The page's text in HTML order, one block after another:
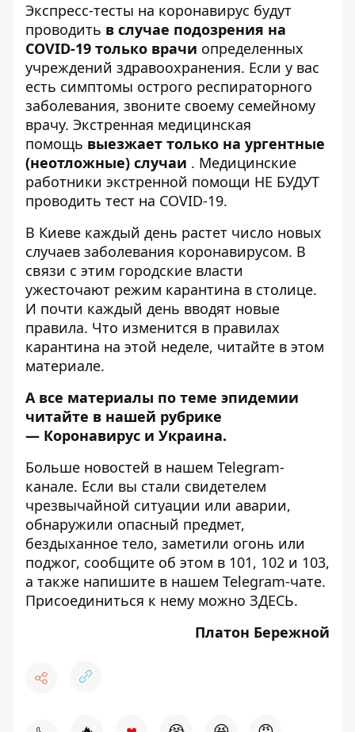
Экспресс-тесты на коронавирус будут
проводить в случае подозрения на
COVID-19 только врачи определенных
учреждений здравоохранения. Если у вас
есть симптомы острого респираторного
заболевания, звоните своему семейному
врачу. Экстренная медицинская
помощь выезжает только на ургентные
(неотложные) случаи . Медицинские
работники экстренной помощи НЕ БУДУТ
проводить тест на COVID-19.
В Киеве каждый день растет число новых
случаев заболевания коронавирусом. В
связи с этим городские власти
ужесточают режим карантина в столице.
И почти каждый день вводят новые
правила. Что изменится в правилах
карантина на этой неделе, читайте в этом
материале.
А все материалы по теме эпидемии
читайте в нашей рубрике
— Коронавирус и Украина.
Больше новостей в нашем Telegram-
канале. Если вы стали свидетелем
чрезвычайной ситуации или аварии,
обнаружили опасный предмет,
бездыханное тело, заметили огонь или
поджог, сообщите об этом в 101, 102 и 103,
а также напишите в нашем Telegram-чате.
Присоединиться к нему можно ЗДЕСЬ.
Платон Бережной